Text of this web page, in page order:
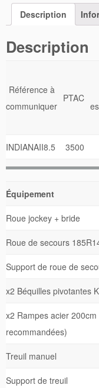
dans
une
nouvelle
(ouvre
dans
une
nouvelle
Description
Description
Référence à
communiquer
PTAC
INDIANAII8.5 3500
Équipement
Roue jockey + bride
Roue de secours
Support de roue de
x2 Béquilles pivotantes
x2 Rampes acier
recommandées)
Treuil manuel
Support de treuil